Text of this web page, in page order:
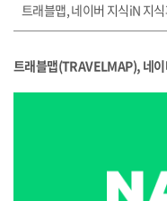
트래블맵, 네이버 지식iN 지
트래블맵(TRAVELMAP), 네